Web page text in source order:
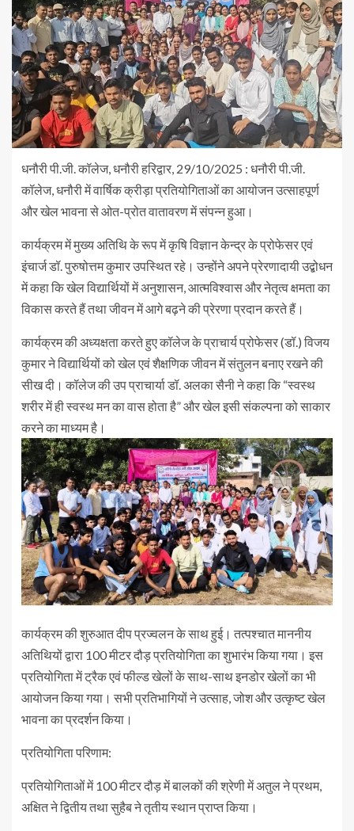
धनौरी पी.जी. कॉलेज, धनौरी हरिद्वार, 29/10/2025 : धनौरी पी.जी.
कॉलेज, धनौरी में वार्षिक क्रीड़ा प्रतियोगिताओं का आयोजन उत्साहपूर्ण
और खेल भावना से ओत-प्रोत वातावरण में संपन्न हुआ।
कार्यक्रम में मुख्य अतिथि के रूप में कृषि विज्ञान केन्द्र के प्रोफेसर एवं
इंचार्ज डॉ. पुरुषोत्तम कुमार उपस्थित रहे। उन्होंने अपने प्रेरणादायी उद्बोधन
में कहा कि खेल विद्यार्थियों में अनुशासन, आत्मविश्वास और नेतृत्व क्षमता का
विकास करते हैं तथा जीवन में आगे बढ़ने की प्रेरणा प्रदान करते हैं।
कार्यक्रम की अध्यक्षता करते हुए कॉलेज के प्राचार्य प्रोफेसर (डॉ.) विजय
कुमार ने विद्यार्थियों को खेल एवं शैक्षणिक जीवन में संतुलन बनाए रखने की
सीख दी। कॉलेज की उप प्राचार्या डॉ. अलका सैनी ने कहा कि “स्वस्थ
शरीर में ही स्वस्थ मन का वास होता है” और खेल इसी संकल्पना को साकार
करने का माध्यम है।
कार्यक्रम की शुरुआत दीप प्रज्वलन के साथ हुई। तत्पश्चात माननीय
अतिथियों द्वारा 100 मीटर दौड़ प्रतियोगिता का शुभारंभ किया गया। इस
प्रतियोगिता में ट्रैक एवं फील्ड खेलों के साथ-साथ इनडोर खेलों का भी
आयोजन किया गया। सभी प्रतिभागियों ने उत्साह, जोश और उत्कृष्ट खेल
भावना का प्रदर्शन किया।
प्रतियोगिता परिणाम:
प्रतियोगिताओं में 100 मीटर दौड़ में बालकों की श्रेणी में अतुल ने प्रथम,
अक्षित ने द्वितीय तथा सुहैब ने तृतीय स्थान प्राप्त किया।